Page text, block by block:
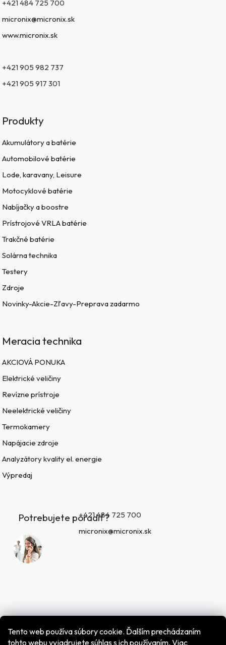
Tento web používa súbory cookie. Ďalším prechádzaním
tohto webu vyjadrujete súhlas s ich používaním. Viac
+421 484 725 700
micronix@micronix.sk
www.micronix.sk
+421 905 982 737
+421 905 917 301
Produkty
Akumulátory a batérie
Automobilové batérie
Lode, karavany, Leisure
Motocyklové batérie
Nabíjačky a boostre
Prístrojové VRLA batérie
Trakčné batérie
Solárna technika
Testery
Zdroje
Novinky-Akcie-Zľavy-Preprava zadarmo
Meracia technika
AKCIOVÁ PONUKA
Elektrické veličiny
Revízne prístroje
Neelektrické veličiny
Termokamery
Napájacie zdroje
Analyzátory kvality el. energie
Výpredaj
Potrebujete poradiť?+421 484 725 700
micronix@micronix.sk